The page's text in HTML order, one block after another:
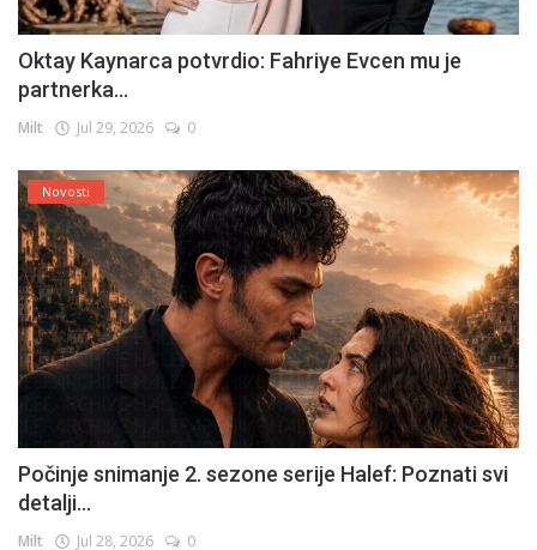
Oktay Kaynarca potvrdio: Fahriye Evcen mu je
partnerka...
Milt Jul 29, 2026 0
Novosti
Počinje snimanje 2. sezone serije Halef: Poznati svi
detalji...
Milt Jul 28, 2026 0